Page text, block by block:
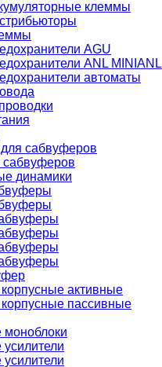
клеммы
AGU
ANL MINIANL
автоматы
сабвуферов
сабвуферов
динамики
активные
пассивные
моноблоки